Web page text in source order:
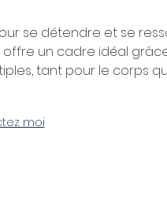
se détendre et se
un cadre idéal
tant pour le corps
moi